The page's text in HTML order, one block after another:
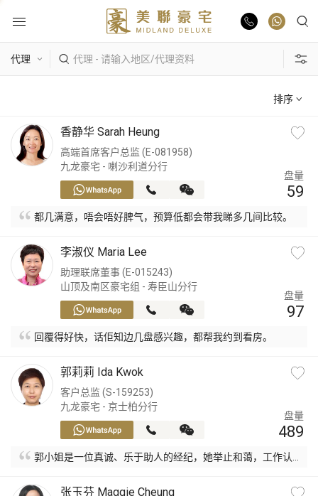
物业出售
业主放盘
豪宅资讯
更多楼盘
豪宅专家
豪宅分行
排序
香静华 Sarah Heung
高端首席客户总监 (E-081958)
九龙豪宅 - 喇沙利道分行
都几满意，唔会唔好脾气，预算低都会带我睇多几间比较。
盘量
59
李淑仪 Maria Lee
助理联席董事 (E-015243)
山顶及南区豪宅组 - 寿臣山分行
回覆得好快，话佢知边几盘感兴趣，都帮我约到看房。
盘量
97
郭莉莉 Ida Kwok
客户总监 (S-159253)
九龙豪宅 - 京士柏分行
郭小姐是一位真诚、乐于助人的经纪，她举止和蔼，工作认
盘量
489
张玉芬 Maggie Cheung